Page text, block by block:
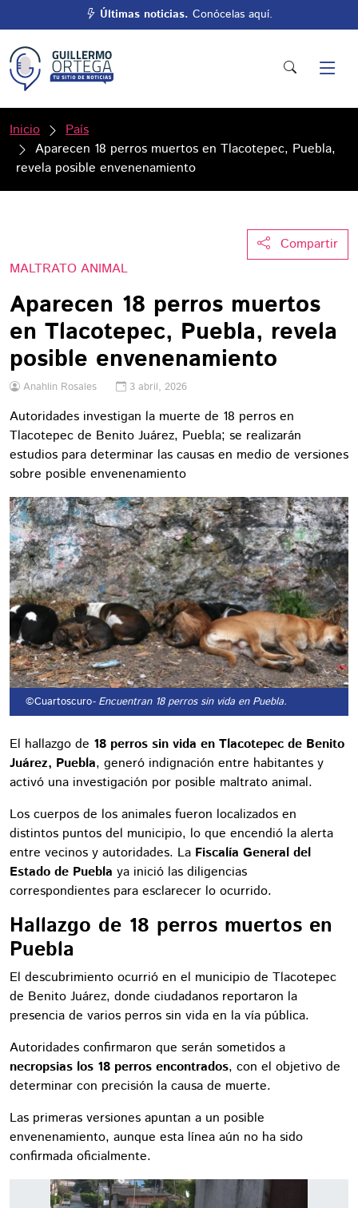
Últimas noticias. Conócelas aquí.
Inicio
País
Aparecen 18 perros muertos en Tlacotepec, Puebla,
revela posible envenenamiento
Compartir
MALTRATO ANIMAL
Aparecen 18 perros muertos
en Tlacotepec, Puebla, revela
posible envenenamiento
Anahlin Rosales 3 abril, 2026
Autoridades investigan la muerte de 18 perros en
Tlacotepec de Benito Juárez, Puebla; se realizarán
estudios para determinar las causas en medio de versiones
sobre posible envenenamiento
©Cuartoscuro- Encuentran 18 perros sin vida en Puebla.
El hallazgo de 18 perros sin vida en Tlacotepec de Benito
Juárez, Puebla, generó indignación entre habitantes y
activó una investigación por posible maltrato animal.
Los cuerpos de los animales fueron localizados en
distintos puntos del municipio, lo que encendió la alerta
entre vecinos y autoridades. La Fiscalía General del
Estado de Puebla ya inició las diligencias
correspondientes para esclarecer lo ocurrido.
Hallazgo de 18 perros muertos en
Puebla
El descubrimiento ocurrió en el municipio de Tlacotepec
de Benito Juárez, donde ciudadanos reportaron la
presencia de varios perros sin vida en la vía pública.
Autoridades confirmaron que serán sometidos a
necropsias los 18 perros encontrados, con el objetivo de
determinar con precisión la causa de muerte.
Las primeras versiones apuntan a un posible
envenenamiento, aunque esta línea aún no ha sido
confirmada oficialmente.